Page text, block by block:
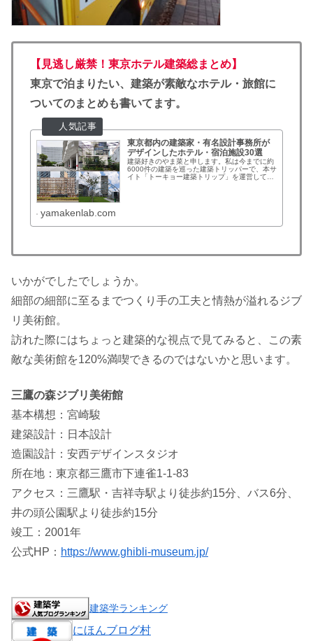
【見逃し厳禁！東京ホテル建築総まとめ】
東京で泊まりたい、建築が素敵なホテル・旅館に
ついてのまとめも書いてます。
東京都内の建築家・有名設計事務所が
デザインしたホテル・宿泊施設30選
建築好きのやま菜と申します。私は今までに約
6000件の建築を巡った建築トリッパーで、本サ
イト「トーキョー建築トリップ」を運営してい
yamakenlab.com
いかがでしたでしょうか。
細部の細部に至るまでつくり手の工夫と情熱が溢れるジブ
リ美術館。
訪れた際にはちょっと建築的な視点で見てみると、この素
敵な美術館を120%満喫できるのではないかと思います。
三鷹の森ジブリ美術館
基本構想：宮崎駿
建築設計：日本設計
造園設計：安西デザインスタジオ
所在地：東京都三鷹市下連雀1-1-83
アクセス：三鷹駅・吉祥寺駅より徒歩約15分、バス6分、
井の頭公園駅より徒歩約15分
竣工：2001年
公式HP： https://www.ghibli-museum.jp/
建築学ランキング
にほんブログ村